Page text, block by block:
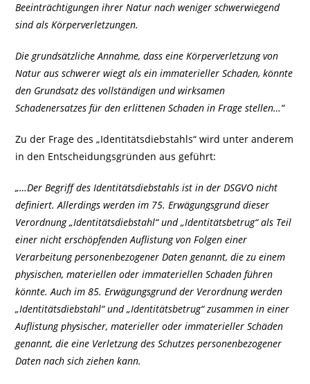
Beeinträchtigungen ihrer Natur nach weniger schwerwiegend
sind als Körperverletzungen.
Die grundsätzliche Annahme, dass eine Körperverletzung von
Natur aus schwerer wiegt als ein immaterieller Schaden, könnte
den Grundsatz des vollständigen und wirksamen
Schadenersatzes für den erlittenen Schaden in Frage stellen…“
Zu der Frage des „Identitätsdiebstahls“ wird unter anderem
in den Entscheidungsgründen aus geführt:
„…Der Begriff des Identitätsdiebstahls ist in der DSGVO nicht
definiert. Allerdings werden im 75. Erwägungsgrund dieser
Verordnung „Identitätsdiebstahl“ und „Identitätsbetrug“ als Teil
einer nicht erschöpfenden Auflistung von Folgen einer
Verarbeitung personenbezogener Daten genannt, die zu einem
physischen, materiellen oder immateriellen Schaden führen
könnte. Auch im 85. Erwägungsgrund der Verordnung werden
„Identitätsdiebstahl“ und „Identitätsbetrug“ zusammen in einer
Auflistung physischer, materieller oder immaterieller Schäden
genannt, die eine Verletzung des Schutzes personenbezogener
Daten nach sich ziehen kann.